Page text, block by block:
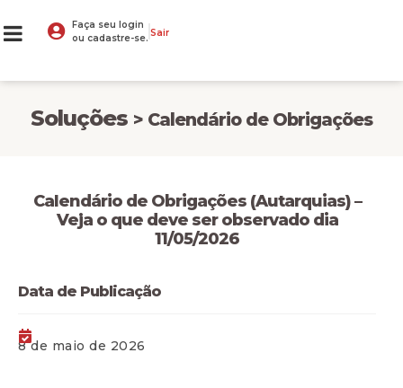
Faça seu login
ou cadastre-se. Sair
Soluções > Calendário de Obrigações
Calendário de Obrigações (Autarquias) –
Veja o que deve ser observado dia
11/05/2026
Data de Publicação
8 de maio de 2026